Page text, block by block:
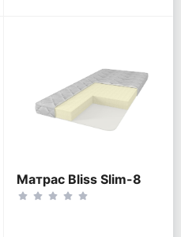
Матрас Bliss Slim-8